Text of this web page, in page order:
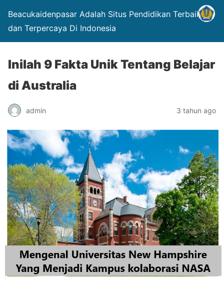
Beacukaidenpasar Adalah Situs Pendidikan Terbaik
dan Terpercaya Di Indonesia
Inilah 9 Fakta Unik Tentang Belajar
di Australia
admin 3 tahun ago